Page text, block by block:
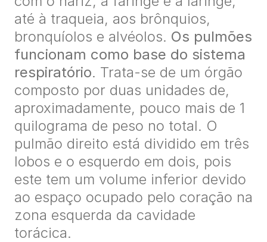
até à traqueia, aos brônquios,
bronquíolos e alvéolos. Os pulmões
funcionam como base do sistema
respiratório. Trata-se de um órgão
composto por duas unidades de,
aproximadamente, pouco mais de 1
quilograma de peso no total. O
pulmão direito está dividido em três
lobos e o esquerdo em dois, pois
este tem um volume inferior devido
ao espaço ocupado pelo coração na
zona esquerda da cavidade
torácica.